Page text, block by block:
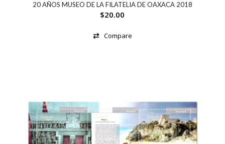
20 AÑOS MUSEO DE LA FILATELIA DE OAXACA 2018
$20.00
Compare